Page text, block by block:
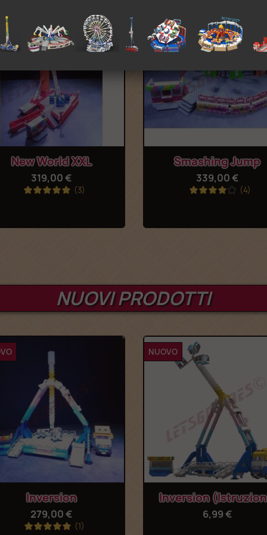
Anteprima
New World XXL
319,00 €
(3)
Anteprima
Smashing Jump
339,00 €
(4)
NUOVI PRODOTTI
Anteprima
Inversion
279,00 €
(1)
Anteprima
Inversion
6,99 €
NUOVO